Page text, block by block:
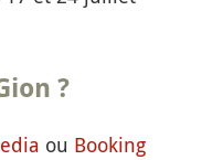
?
ou Booking